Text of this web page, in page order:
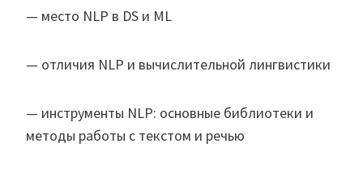
— место NLP в DS и ML
— отличия NLP и вычислительной лингвистики
— инструменты NLP: основные библиотеки и
методы работы с текстом и речью